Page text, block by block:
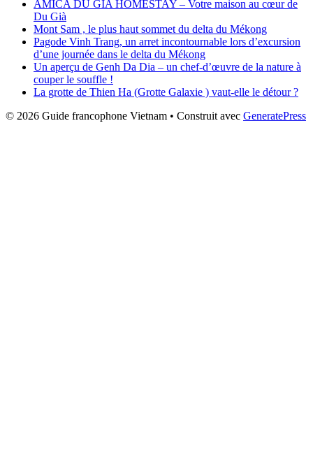
AMICA DU GIA HOMESTAY – Votre maison au cœur de
Du Già
Mont Sam , le plus haut sommet du delta du Mékong
Pagode Vinh Trang, un arret incontournable lors d’excursion
d’une journée dans le delta du Mékong
Un aperçu de Genh Da Dia – un chef-d’œuvre de la nature à
couper le souffle !
La grotte de Thien Ha (Grotte Galaxie ) vaut-elle le détour ?
© 2026 Guide francophone Vietnam • Construit avec GeneratePress